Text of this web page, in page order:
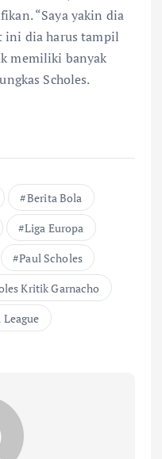
“Saya yakin dia
ini dia harus tampil
memiliki banyak
Scholes.
Berita Bola
Liga Europa
Paul Scholes
Kritik Garnacho
League